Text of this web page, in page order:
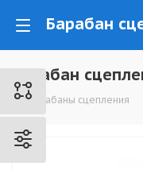
Барабан
Барабаны сцепления